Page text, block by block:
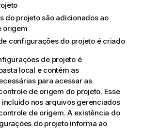
do projeto são adicionados ao
origem
configurações do projeto é criado
de projeto é
local e contém as
para acessar as
de origem do projeto. Esse
incluído nos arquivos gerenciados
de origem. A existência do
do projeto informa ao